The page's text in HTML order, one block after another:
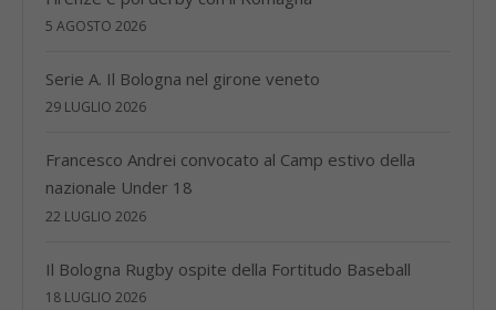
5 AGOSTO 2026
Serie A. Il Bologna nel girone veneto
29 LUGLIO 2026
Francesco Andrei convocato al Camp estivo della
nazionale Under 18
22 LUGLIO 2026
Il Bologna Rugby ospite della Fortitudo Baseball
18 LUGLIO 2026